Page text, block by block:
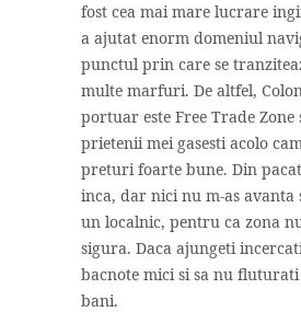
fost cea mai mare lucrare
a ajutat enorm domeniul
punctul prin care se
multe marfuri. De altfel,
portuar este Free Trade Zone
prietenii mei gasesti acolo
preturi foarte bune. Din
inca, dar nici nu m-as avanta
un localnic, pentru ca zona
sigura. Daca ajungeti
bacnote mici si sa nu
bani.